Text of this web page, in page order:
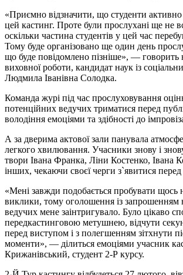
«Приємно відзначити, що студенти активно
цей кастинг. Проте були прослухані ще не
оскільки частина студентів у цей час
Тому буде організовано ще один день
що буде повідомлено пізніше», — говорить
виховної роботи, кандидат наук із
Людмила Іванівна Солодка.
Команда журі під час прослуховування
потенційних ведучих триматися перед
володіння емоціями та здібності до
А за дверима актової зали панувала
легкого хвилювання. Учасники знову і
твори Івана Франка, Ліни Костенко, Івана
інших, чекаючи своєї черги з`явитися перед
«Мені завжди подобається пробувати щось
виклики, тому оголошення із запрошенням
ведучих мене заінтригувало. Було цікаво
передкастинговою метушнею, відчути
перед виступом і з полегшенням зітхнути
моменти», — ділиться емоціями учасник
Крижанівський, студент 2-Р курсу.